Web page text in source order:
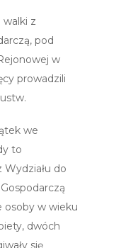
walki z
pod
w
prowadzili
we
to
Wydziału do
osoby w wieku
dwóch
się